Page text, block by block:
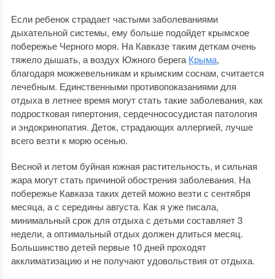
Если ребенок страдает частыми заболеваниями
дыхательной системы, ему больше подойдет крымское
побережье Черного моря. На Кавказе таким деткам очень
тяжело дышать, а воздух Южного берега Крыма,
благодаря можжевельникам и крымским соснам, считается
лечебным. Единственными противопоказаниями для
отдыха в летнее время могут стать такие заболевания, как
подростковая гипертония, сердечнососудистая патология
и эндокринопатия. Деток, страдающих аллергией, лучше
всего везти к морю осенью.
Весной и летом буйная южная растительность, и сильная
жара могут стать причиной обострения заболевания. На
побережье Кавказа таких детей можно везти с сентября
месяца, а с середины августа. Как я уже писала,
минимальный срок для отдыха с детьми составляет 3
недели, а оптимальный отдых должен длиться месяц.
Большинство детей первые 10 дней проходят
акклиматизацию и не получают удовольствия от отдыха.